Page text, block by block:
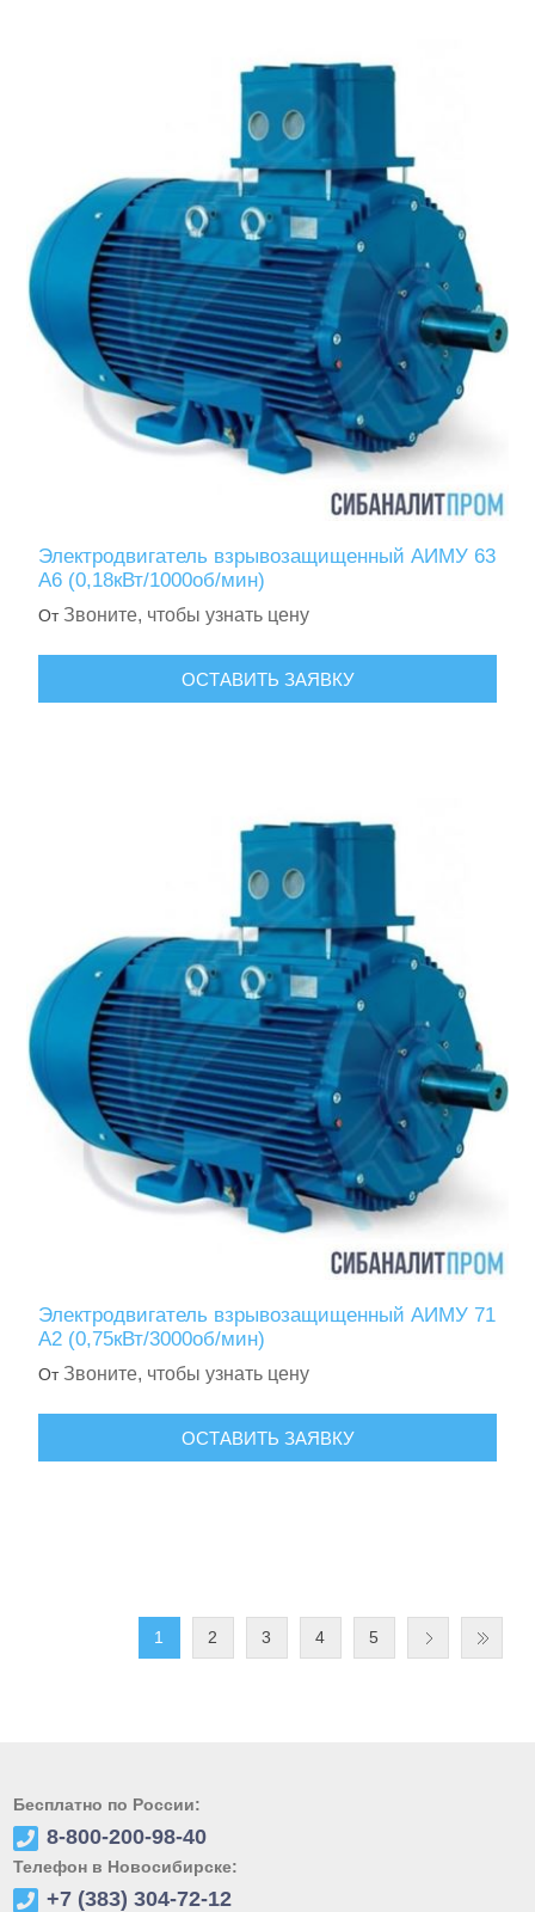
Электродвигатель взрывозащищенный АИМУ 63
А6 (0,18кВт/1000об/мин)
От Звоните, чтобы узнать цену
ОСТАВИТЬ ЗАЯВКУ
Электродвигатель взрывозащищенный АИМУ 71
А2 (0,75кВт/3000об/мин)
От Звоните, чтобы узнать цену
ОСТАВИТЬ ЗАЯВКУ
1 2 3 4 5
Бесплатно по России:
8-800-200-98-40
Телефон в Новосибирске:
+7 (383) 304-72-12